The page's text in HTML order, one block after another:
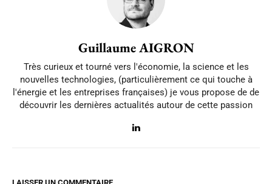
Guillaume AIGRON
Très curieux et tourné vers l'économie, la science et les
nouvelles technologies, (particulièrement ce qui touche à
l'énergie et les entreprises françaises) je vous propose de de
découvrir les dernières actualités autour de cette passion